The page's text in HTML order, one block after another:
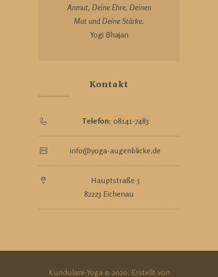
Anmut, Deine Ehre, Deinen
Mut und Deine Stärke.
Yogi Bhajan
Kontakt
Telefon: 08141-7483
info@yoga-augenblicke.de
Hauptstraße 5
82223 Eichenau
Kundulani-Yoga © 2020. Erstellt von